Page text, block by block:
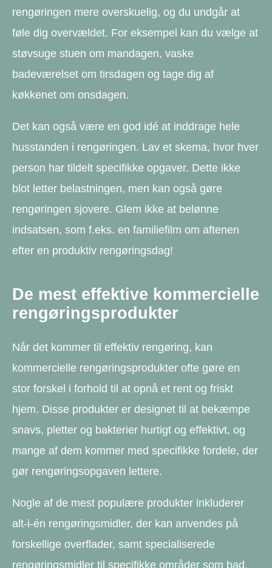
rengøringen mere overskuelig, og du undgår at
føle dig overvældet. For eksempel kan du vælge at
støvsuge stuen om mandagen, vaske
badeværelset om tirsdagen og tage dig af
køkkenet om onsdagen.
Det kan også være en god idé at inddrage hele
husstanden i rengøringen. Lav et skema, hvor hver
person har tildelt specifikke opgaver. Dette ikke
blot letter belastningen, men kan også gøre
rengøringen sjovere. Glem ikke at belønne
indsatsen, som f.eks. en familiefilm om aftenen
efter en produktiv rengøringsdag!
De mest effektive kommercielle
rengøringsprodukter
Når det kommer til effektiv rengøring, kan
kommercielle rengøringsprodukter ofte gøre en
stor forskel i forhold til at opnå et rent og friskt
hjem. Disse produkter er designet til at bekæmpe
snavs, pletter og bakterier hurtigt og effektivt, og
mange af dem kommer med specifikke fordele, der
gør rengøringsopgaven lettere.
Nogle af de mest populære produkter inkluderer
alt-i-én rengøringsmidler, der kan anvendes på
forskellige overflader, samt specialiserede
rengøringsmidler til specifikke områder som bad,